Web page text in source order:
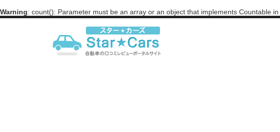
Warning: count(): Parameter must be an array or an object that implements Countable in